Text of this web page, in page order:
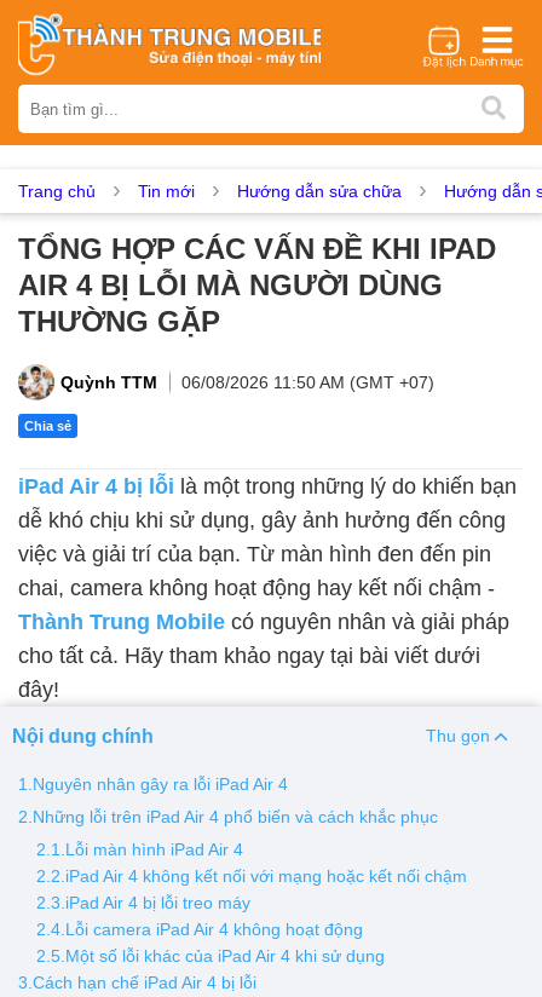
iPhone Samsung Oppo Xiaomi Realme Vivo
Nokia
Asus Sony Vertu LG Tecno
Dịch vụ sửa chữa
Thay màn hình
Thay loa
Thay mic Thay rung Thay main Unlock - Mở Khoá
Màn hình Vsmart Màn hình Google Pixel
Thay pin
Pin iPhone Pin Samsumg Pin Oppo Pin Xiaomi
Pin Realme
Vỏ Huawei Vỏ Vivo
Trang chủ Tin mới Hướng dẫn sửa chữa Hướng dẫn
TỔNG HỢP CÁC VẤN ĐỀ KHI IPAD
AIR 4 BỊ LỖI MÀ NGƯỜI DÙNG
THƯỜNG GẶP
Quỳnh TTM 06/08/2026 11:50 AM (GMT +07)
Chia sẻ
iPad Air 4 bị lỗi là một trong những lý do khiến bạn
dễ khó chịu khi sử dụng, gây ảnh hưởng đến công
việc và giải trí của bạn. Từ màn hình đen đến pin
chai, camera không hoạt động hay kết nối chậm -
Thành Trung Mobile có nguyên nhân và giải pháp
cho tất cả. Hãy tham khảo ngay tại bài viết dưới
đây!
Nội dung chính Thu gọn
1.Nguyên nhân gây ra lỗi iPad Air 4
2.Những lỗi trên iPad Air 4 phổ biến và cách khắc phục
2.1.Lỗi màn hình iPad Air 4
2.2.iPad Air 4 không kết nối với mạng hoặc kết nối chậm
2.3.iPad Air 4 bị lỗi treo máy
2.4.Lỗi camera iPad Air 4 không hoạt động
2.5.Một số lỗi khác của iPad Air 4 khi sử dụng
3.Cách hạn chế iPad Air 4 bị lỗi